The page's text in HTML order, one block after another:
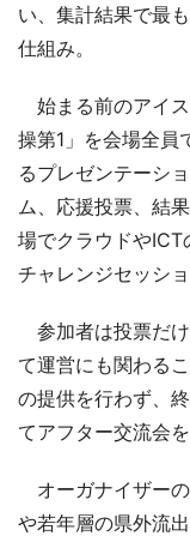
い、集計結果で最
仕組み。
始まる前のアイ
操第1」を会場全員
るプレゼンテーシ
ム、応援投票、結
場でクラウドやICT
チャレンジセッショ
参加者は投票だ
て運営にも関わる
の提供を行わず、
てアフター交流会
オーガナイザー
や若年層の県外流